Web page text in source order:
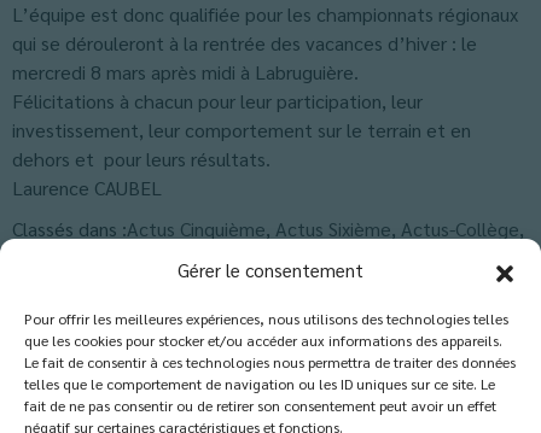
Gérer le consentement
Pour offrir les meilleures expériences, nous utilisons des technologies telles
que les cookies pour stocker et/ou accéder aux informations des appareils.
Le fait de consentir à ces technologies nous permettra de traiter des données
telles que le comportement de navigation ou les ID uniques sur ce site. Le
fait de ne pas consentir ou de retirer son consentement peut avoir un effet
négatif sur certaines caractéristiques et fonctions.
L’équipe est donc qualifiée pour les championnats régionaux
qui se dérouleront à la rentrée des vacances d’hiver : le
mercredi 8 mars après midi à Labruguière.
Félicitations à chacun pour leur participation, leur
investissement, leur comportement sur le terrain et en
dehors et pour leurs résultats.
Laurence CAUBEL
Classés dans :Actus Cinquième, Actus Sixième, Actus-Collège,
Les commentaires sont fermés.